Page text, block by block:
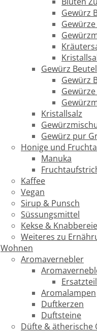
Gewürz
Gewürz Beutel
Gewürz
Kristallsalz
Gewürz pur
Honige und
Manuka
Kaffee
Vegan
Sirup & Punsch
Süssungsmittel
Kekse &
Weiteres zu
Wohnen
Aromavernebler
Aromalampen
Duftkerzen
Duftsteine
Düfte & ätherische